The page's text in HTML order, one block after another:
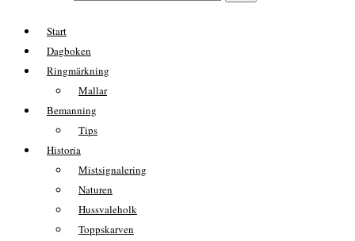
Start
Dagboken
Ringmärkning
Mallar
Bemanning
Tips
Historia
Mistsignalering
Naturen
Hussvaleholk
Toppskarven